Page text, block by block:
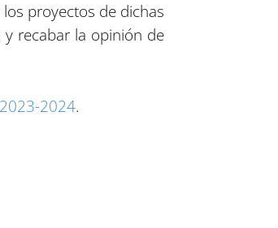
proyectos de dichas
recabar la opinión de
2024.